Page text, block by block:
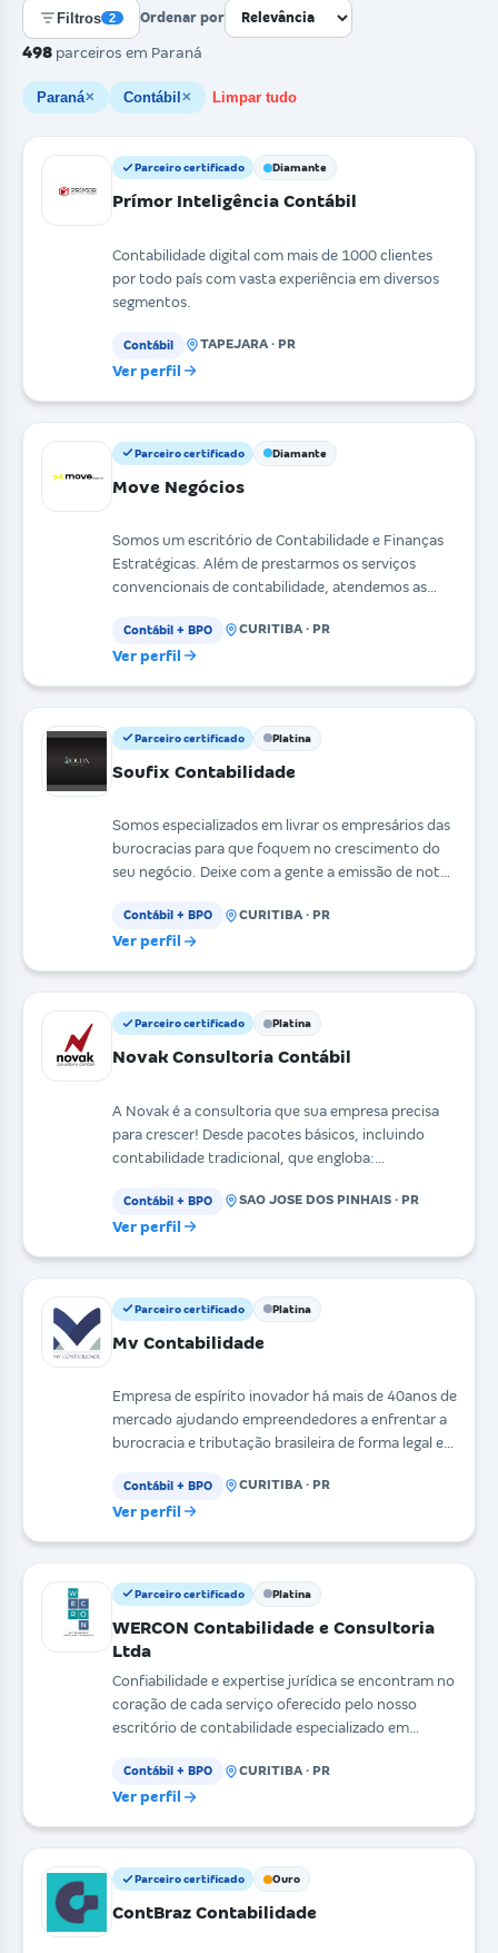
Filtros 2
498 parceiros em Paraná
Ordenar por
Paraná✕ Contábil ✕ Limpar tudo
Parceiro certificado Diamante
Prímor Inteligência Contábil
Contabilidade digital com mais de 1000 clientes
por todo país com vasta experiência em diversos
segmentos.
Contábil TAPEJARA · PR
Ver perfil
Parceiro certificado Diamante
Move Negócios
Somos um escritório de Contabilidade e Finanças
Estratégicas. Além de prestarmos os serviços
convencionais de contabilidade, atendemos as
Contábil + BPO CURITIBA · PR
Ver perfil
Parceiro certificado Platina
Soufix Contabilidade
Somos especializados em livrar os empresários das
burocracias para que foquem no crescimento do
seu negócio. Deixe com a gente a emissão de notas
Contábil + BPO CURITIBA · PR
Ver perfil
Parceiro certificado Platina
Novak Consultoria Contábil
A Novak é a consultoria que sua empresa precisa
para crescer! Desde pacotes básicos, incluindo
contabilidade tradicional, que engloba:
Contábil + BPO SAO JOSE DOS PINHAIS · PR
Ver perfil
Parceiro certificado Platina
Mv Contabilidade
Empresa de espírito inovador há mais de 40anos de
mercado ajudando empreendedores a enfrentar a
burocracia e tributação brasileira de forma legal e
Contábil + BPO CURITIBA · PR
Ver perfil
Parceiro certificado Platina
WERCON Contabilidade e Consultoria
Ltda
Confiabilidade e expertise jurídica se encontram no
coração de cada serviço oferecido pelo nosso
escritório de contabilidade especializado em
Contábil + BPO CURITIBA · PR
Ver perfil
Parceiro certificado Ouro
ContBraz Contabilidade